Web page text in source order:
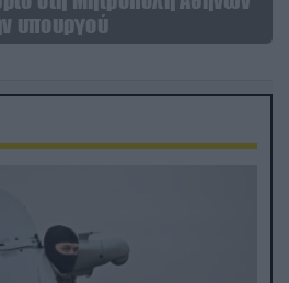
υπουργού